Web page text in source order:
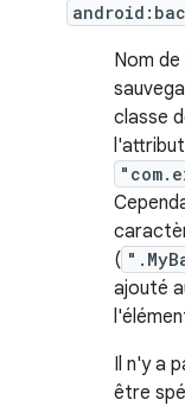
Nom
classe
(
ajouté
Il n'y a
être